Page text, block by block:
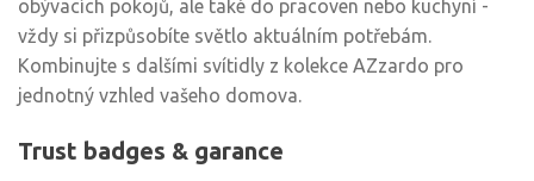
obývacích pokojů, ale také do pracoven nebo kuchyní -
vždy si přizpůsobíte světlo aktuálním potřebám.
Kombinujte s dalšími svítidly z kolekce AZzardo pro
jednotný vzhled vašeho domova.
Trust badges & garance